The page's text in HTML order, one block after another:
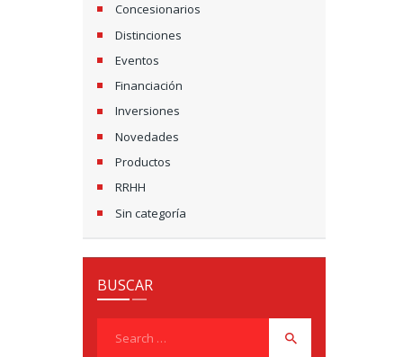
Concesionarios
Distinciones
Eventos
Financiación
Inversiones
Novedades
Productos
RRHH
Sin categoría
BUSCAR